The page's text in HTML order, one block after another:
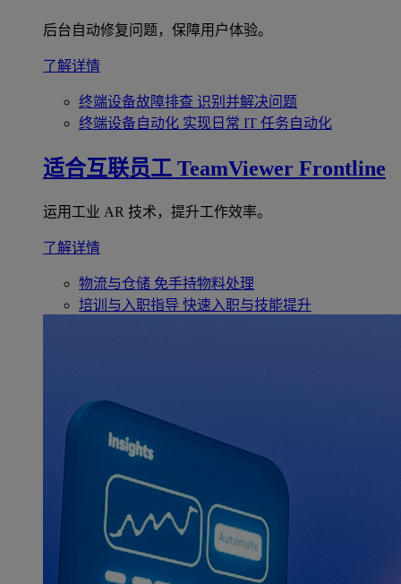
后台自动修复问题，保障用户体验。
了解详情
终端设备故障排查 识别并解决问题
终端设备自动化 实现日常 IT 任务自动化
适合互联员工 TeamViewer Frontline
运用工业 AR 技术，提升工作效率。
了解详情
物流与仓储 免手持物料处理
培训与入职指导 快速入职与技能提升